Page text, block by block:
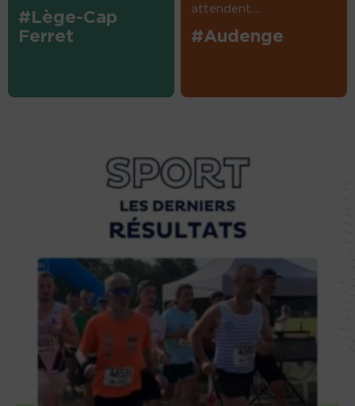
#Lège-Cap
Ferret
attendent....
#Audenge